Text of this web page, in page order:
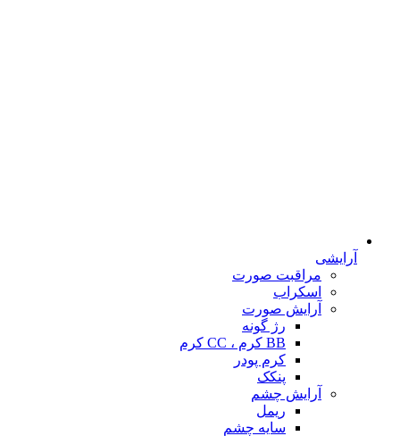
آرایشی
مراقبت صورت
اسکراب
آرایش صورت
رژ گونه
BB کرم ، CC کرم
کرم پودر
پنکک
آرایش چشم
ریمل
سایه چشم